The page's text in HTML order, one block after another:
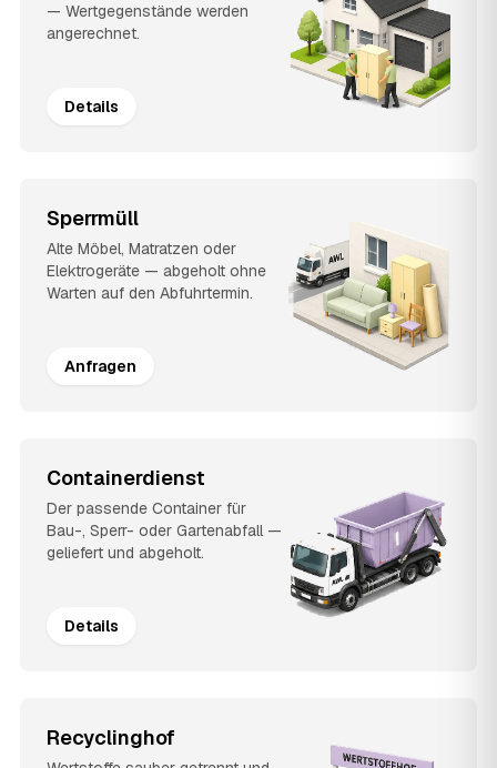
— Wertgegenstände werden
angerechnet.
Details
Sperrmüll
Alte Möbel, Matratzen oder
Elektrogeräte — abgeholt ohne
Warten auf den Abfuhrtermin.
Anfragen
Containerdienst
Der passende Container für
Bau-, Sperr- oder Gartenabfall —
geliefert und abgeholt.
Details
Recyclinghof